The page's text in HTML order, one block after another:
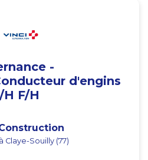
-
d'engins
H F/H
à Claye-Souilly (77)